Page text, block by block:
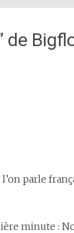
de
parle
minute :